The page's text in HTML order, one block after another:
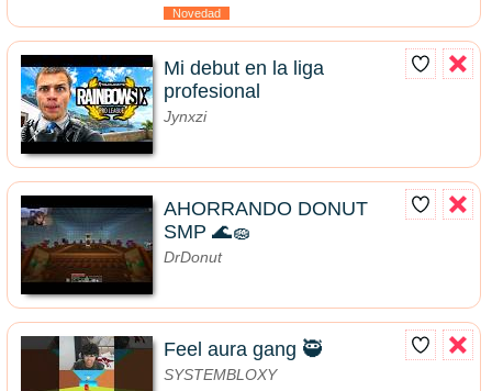
Novedad
Mi debut en la liga
profesional
Jynxzi
AHORRANDO DONUT
SMP 🌊🧽
DrDonut
Feel aura gang 🥷
SYSTEMBLOXY